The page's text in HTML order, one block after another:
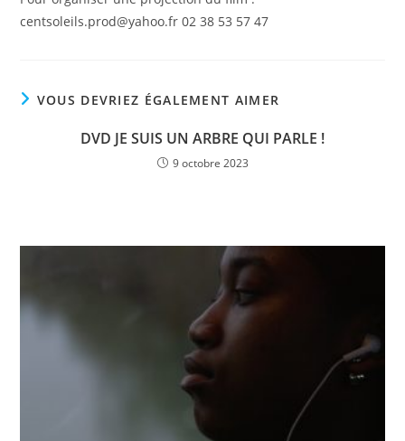
centsoleils.prod@yahoo.fr 02 38 53 57 47
VOUS DEVRIEZ ÉGALEMENT AIMER
DVD JE SUIS UN ARBRE QUI PARLE !
9 octobre 2023